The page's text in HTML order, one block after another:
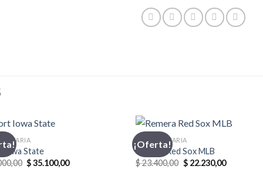
Iowa State
El
precio
$35.100,00El
¡Oferta!
INDUMENTARIA
Remera Red Sox MLB
$23.400,00 El
precio
$22.230,00El